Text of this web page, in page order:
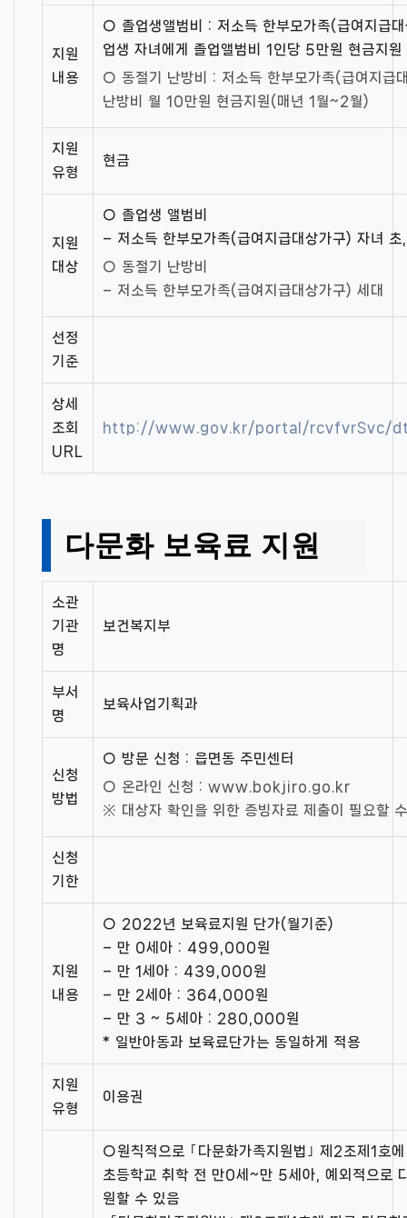
지원
내용
○ 졸업생앨범비 : 저소득 한부모가족(급여지급
업생 자녀에게 졸업앨범비 1인당 5만원 현금지원
○ 동절기 난방비 : 저소득 한부모가족(급여지급
난방비 월 10만원 현금지원(매년 1월~2월)
지원
유형
현금
지원
대상
○ 졸업생 앨범비
– 저소득 한부모가족(급여지급대상가구) 자녀 초
○ 동절기 난방비
– 저소득 한부모가족(급여지급대상가구) 세대
선정
기준
상세
조회
URL
http://www.gov.kr/portal/rcvfvrSvc/
다문화 보육료 지원
소관
기관
명
보건복지부
부서
명
보육사업기획과
신청
방법
○ 방문 신청 : 읍면동 주민센터
○ 온라인 신청 : www.bokjiro.go.kr
※ 대상자 확인을 위한 증빙자료 제출이 필요할
신청
기한
지원
내용
○ 2022년 보육료지원 단가(월기준)
– 만 0세아 : 499,000원
– 만 1세아 : 439,000원
– 만 2세아 : 364,000원
– 만 3 ~ 5세아 : 280,000원
* 일반아동과 보육료단가는 동일하게 적용
지원
유형
이용권
○원칙적으로 ｢다문화가족지원법｣ 제2조제1호
초등학교 취학 전 만0세~만 5세아, 예외적으로
원할 수 있음